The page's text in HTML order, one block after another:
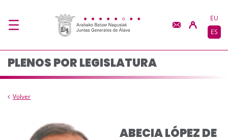
Composición del
EU
ES
PLENOS POR LEGISLATURA
Volver
ABECIA LÓPEZ DE